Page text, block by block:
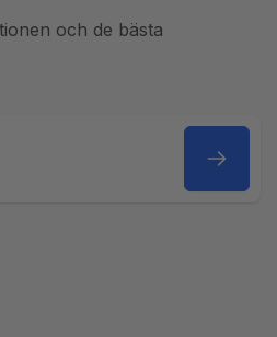
och de bästa